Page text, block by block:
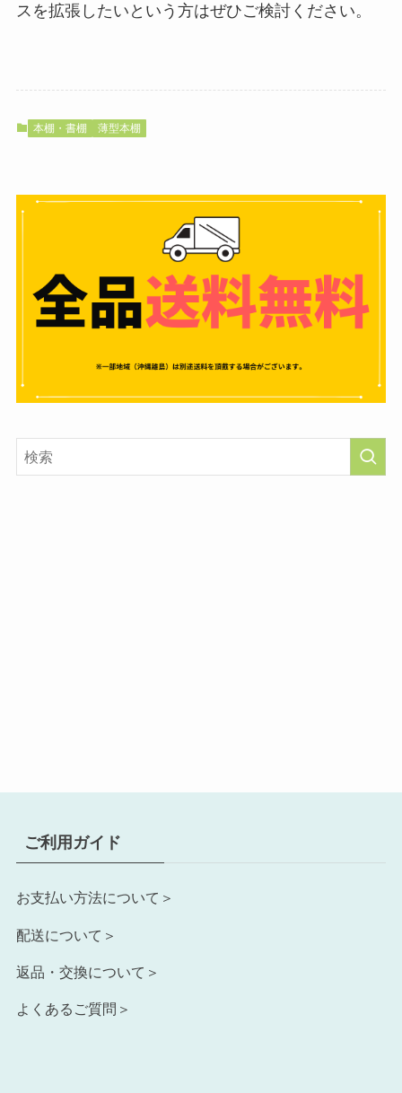
スを拡張したいという方はぜひご検討ください。
本棚・書棚 薄型本棚
ご利用ガイド
お支払い方法について＞
配送について＞
返品・交換について＞
よくあるご質問＞